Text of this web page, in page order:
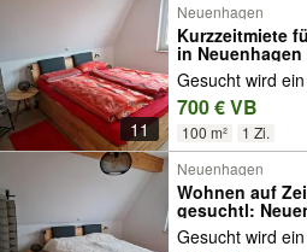
11
Neuenhagen
Kurzzeitmiete
in
Gesucht wird
700 € VB
100 m² 1 Zi.
Neuenhagen
Wohnen auf
gesuchtl:
Gesucht wird